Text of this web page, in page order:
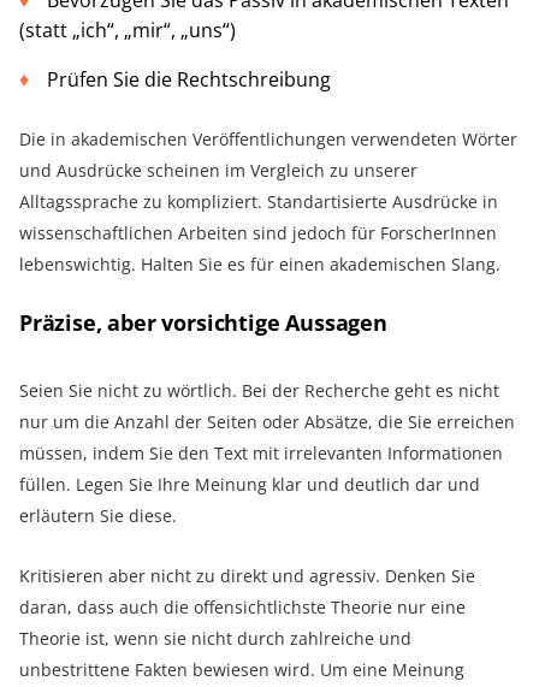
(statt „ich“, „mir“, „uns“)
Prüfen Sie die Rechtschreibung
Die in akademischen Veröffentlichungen verwendeten Wörter
und Ausdrücke scheinen im Vergleich zu unserer
Alltagssprache zu kompliziert. Standartisierte Ausdrücke in
wissenschaftlichen Arbeiten sind jedoch für ForscherInnen
lebenswichtig. Halten Sie es für einen akademischen Slang.
Präzise, aber vorsichtige Aussagen
Seien Sie nicht zu wörtlich. Bei der Recherche geht es nicht
nur um die Anzahl der Seiten oder Absätze, die Sie erreichen
müssen, indem Sie den Text mit irrelevanten Informationen
füllen. Legen Sie Ihre Meinung klar und deutlich dar und
erläutern Sie diese.
Kritisieren aber nicht zu direkt und agressiv. Denken Sie
daran, dass auch die offensichtlichste Theorie nur eine
Theorie ist, wenn sie nicht durch zahlreiche und
unbestrittene Fakten bewiesen wird. Um eine Meinung